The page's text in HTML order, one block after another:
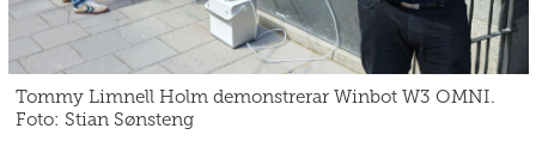
Tommy Limnell Holm demonstrerar Winbot W3 OMNI.
Foto: Stian Sønsteng